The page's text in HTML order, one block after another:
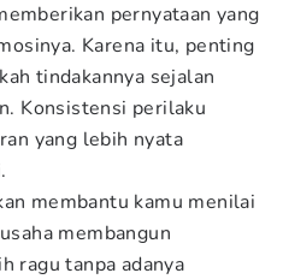
pernyataan yang
Karena itu, penting
tindakannya sejalan
Konsistensi perilaku
yang lebih nyata
membantu kamu menilai
membangun
ragu tanpa adanya